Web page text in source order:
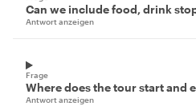
Can we include food, drink
Antwort anzeigen
Frage
Where does the tour start and
Antwort anzeigen